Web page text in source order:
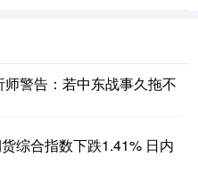
警告：若中东战事久拖不
综合指数下跌1.41% 日内